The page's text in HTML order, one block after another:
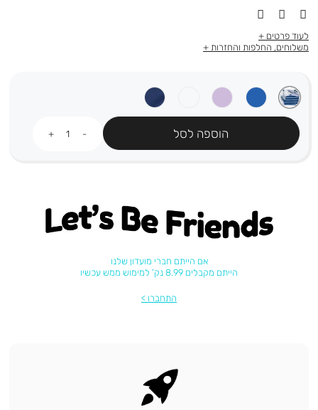
לעוד פרטים
משלוחים, החלפות והחזרות
הוספה לסל
Let's be friends
אם הייתם חברי מועדון שלנו
הייתם מקבלים 8.99 נק' למימוש ממש עכשיו
התחברו